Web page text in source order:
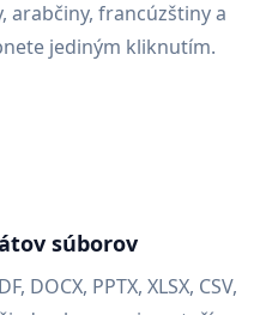
arabčiny, francúzštiny a
jediným kliknutím.
súborov
DOCX, PPTX, XLSX, CSV,